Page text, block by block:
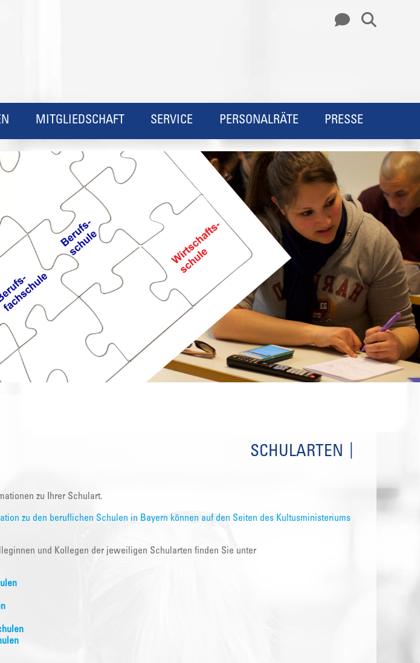
MITGLIEDSCHAFT SERVICE PERSONALRÄTE PRESSE
SCHULARTEN
zu Ihrer Schulart.
zu den beruflichen Schulen in Bayern können auf den Seiten des Kultusministeriums
und Kollegen der jeweiligen Schularten finden Sie unter